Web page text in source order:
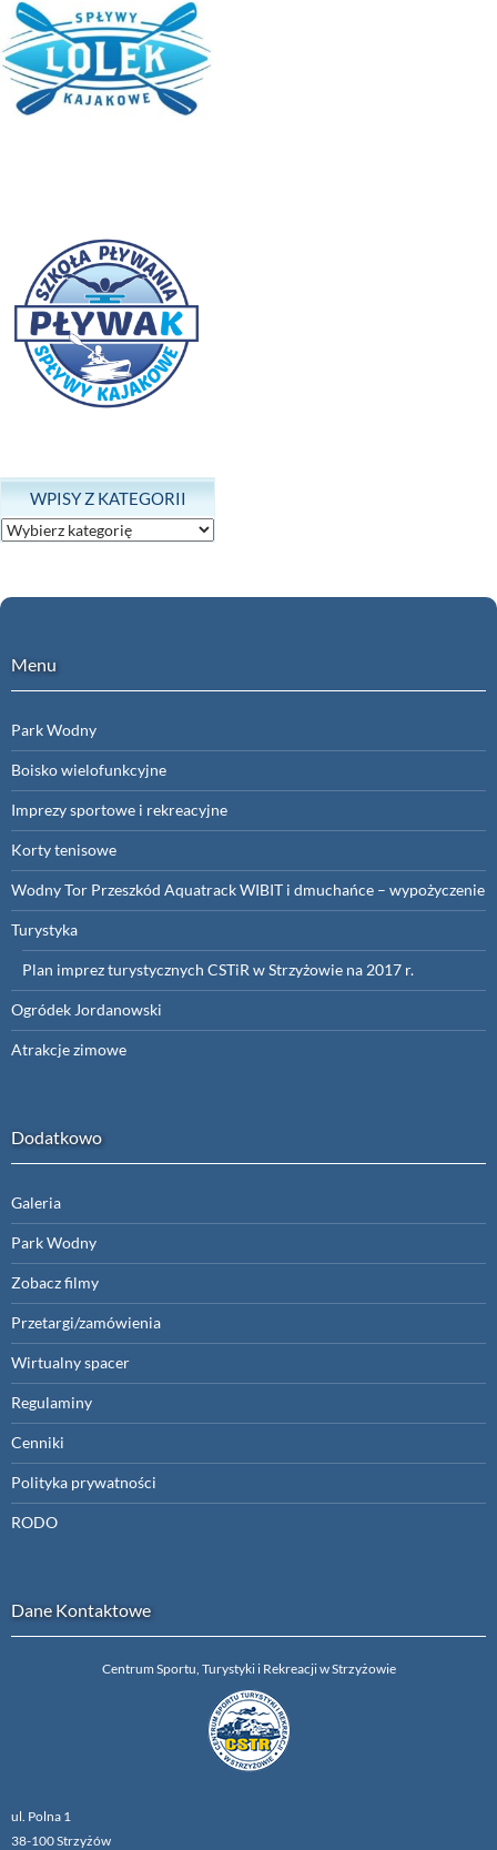
WPISY Z KATEGORII
Wpisy
z
Menu
Park Wodny
Boisko wielofunkcyjne
Imprezy sportowe i rekreacyjne
Korty tenisowe
Wodny Tor Przeszkód Aquatrack WIBIT i dmuchańce – wypożyczenie
Turystyka
Plan imprez turystycznych CSTiR w Strzyżowie na 2017 r.
Ogródek Jordanowski
Atrakcje zimowe
Dodatkowo
Galeria
Park Wodny
Zobacz filmy
Przetargi/zamówienia
Wirtualny spacer
Regulaminy
Cenniki
Polityka prywatności
RODO
Dane Kontaktowe
Centrum Sportu, Turystyki i Rekreacji w Strzyżowie
ul. Polna 1
38-100 Strzyżów